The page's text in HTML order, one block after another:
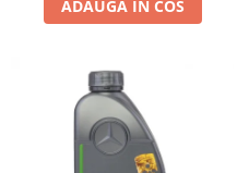
Lichid de frana
Filtre moto
Filtru combustibil
Buson golire ulei
Filtru ulei moto
ADAUGA IN COS